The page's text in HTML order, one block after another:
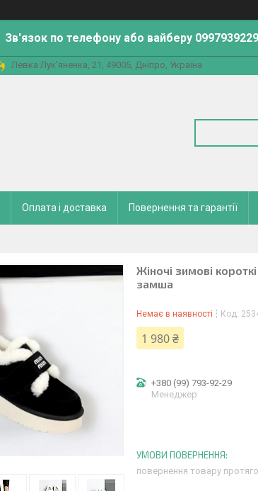
Зв'язок по телефону або вайберу
Левка Лук'яненка, 21, 49005, Дніпро, Україна
Оплата і доставка Повернення та гарантії
Жіночі зимові
замша
Немає в наявності Код:
1 980 ₴
+380 (99) 793-92-29
Менеджер
повернення товару